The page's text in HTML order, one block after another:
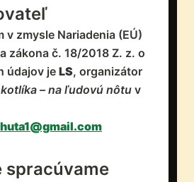
v zmysle Nariadenia (EÚ)
zákona č. 18/2018 Z. z. o
údajov jeLS, organizátor
– na ľudovú nôtu v
spracúvame